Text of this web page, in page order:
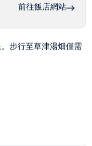
前往飯店網站